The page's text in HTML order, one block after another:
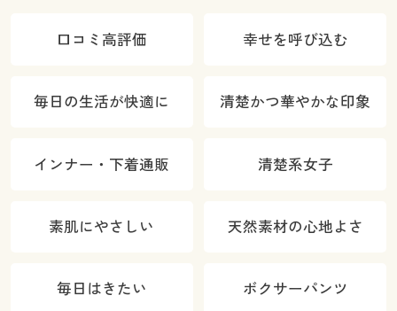
口コミ高評価 幸せを呼び込む
毎日の生活が快適に 清楚かつ華やかな印象
インナー・下着通販 清楚系女子
素肌にやさしい 天然素材の心地よさ
毎日はきたい ボクサーパンツ